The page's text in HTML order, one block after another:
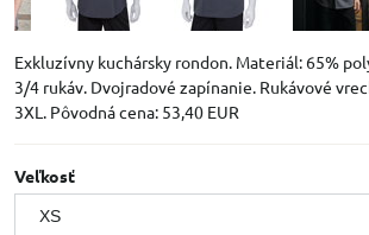
Exkluzívny kuchársky rondon. Materiál: 65%
3/4 rukáv. Dvojradové zapínanie. Rukávové
3XL. Pôvodná cena: 53,40 EUR
Veľkosť